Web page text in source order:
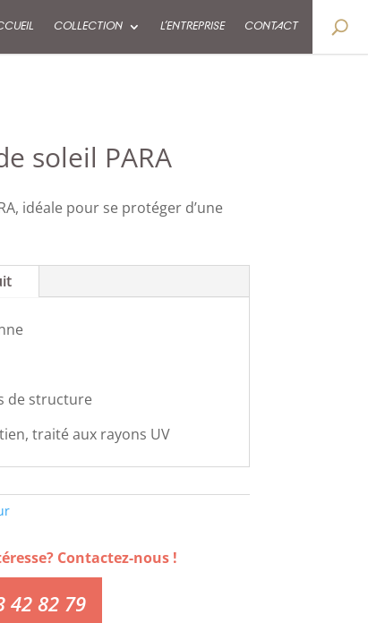
COLLECTION L’ENTREPRISE CONTACT
soleil PARA
idéale pour se protéger d’une
de structure
traité aux rayons UV
Contactez-nous !
42 82 79